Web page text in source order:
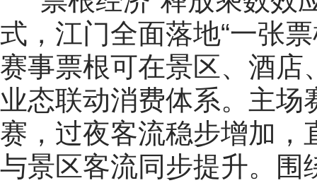
式，江门全面落地“一张
赛事票根可在景区、酒店
业态联动消费体系。主
赛，过夜客流稳步增加，
与景区客流同步提升。围